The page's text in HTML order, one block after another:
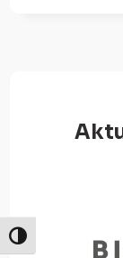
Nagy kontraszt